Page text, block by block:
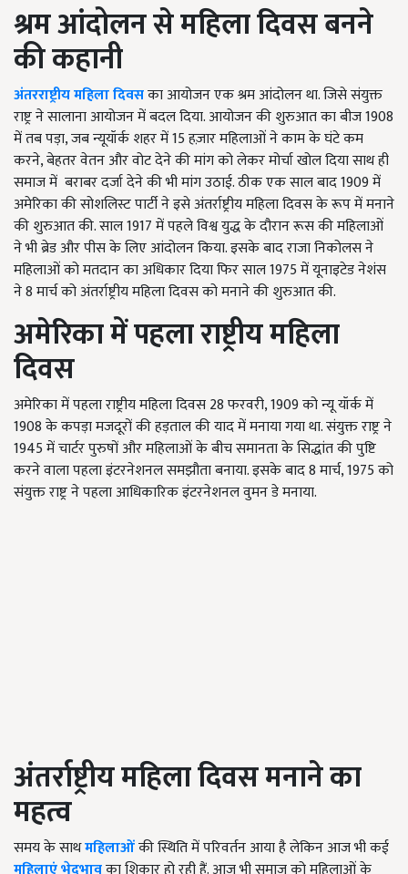
श्रम आंदोलन से महिला दिवस बनने
की कहानी
अंतरराष्ट्रीय महिला दिवसका आयोजन एक श्रम आंदोलन था. जिसे संयुक्त
राष्ट्र ने सालाना आयोजन में बदल दिया. आयोजन की शुरुआत का बीज 1908
में तब पड़ा, जब न्यूयॉर्क शहर में 15 हज़ार महिलाओं ने काम के घंटे कम
करने, बेहतर वेतन और वोट देने की मांग को लेकर मोर्चा खोल दिया साथ ही
समाज में बराबर दर्जा देने की भी मांग उठाई. ठीक एक साल बाद 1909 में
अमेरिका की सोशलिस्ट पार्टी ने इसे अंतर्राष्ट्रीय महिला दिवस के रूप में मनाने
की शुरुआत की. साल 1917 में पहले विश्व युद्ध के दौरान रूस की महिलाओं
ने भी ब्रेड और पीस के लिए आंदोलन किया. इसके बाद राजा निकोलस ने
महिलाओं को मतदान का अधिकार दिया फिर साल 1975 में यूनाइटेड नेशंस
ने 8 मार्च को अंतर्राष्ट्रीय महिला दिवस को मनाने की शुरुआत की.
अमेरिका में पहला राष्ट्रीय महिला
दिवस
अमेरिका में पहला राष्ट्रीय महिला दिवस 28 फरवरी, 1909 को न्यू यॉर्क में
1908 के कपड़ा मजदूरों की हड़ताल की याद में मनाया गया था. संयुक्त राष्ट्र ने
1945 में चार्टर पुरुषों और महिलाओं के बीच समानता के सिद्धांत की पुष्टि
करने वाला पहला इंटरनेशनल समझौता बनाया. इसके बाद 8 मार्च, 1975 को
संयुक्त राष्ट्र ने पहला आधिकारिक इंटरनेशनल वुमन डे मनाया.
अंतर्राष्ट्रीय महिला दिवस मनाने का
महत्व
समय के साथमहिलाओंकी स्थिति में परिवर्तन आया है लेकिन आज भी कई